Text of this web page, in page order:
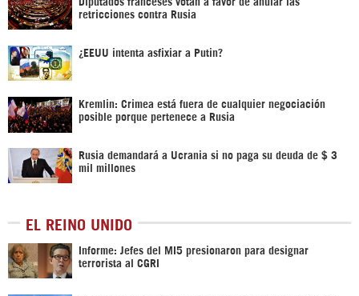
retricciones contra Rusia
¿EEUU intenta asfixiar a Putin?
Kremlin: Crimea está fuera de cualquier negociación
posible porque pertenece a Rusia
Rusia demandará a Ucrania si no paga su deuda de $ 3
mil millones
EL REINO UNIDO
Informe: Jefes del MI5 presionaron para designar
terrorista al CGRI